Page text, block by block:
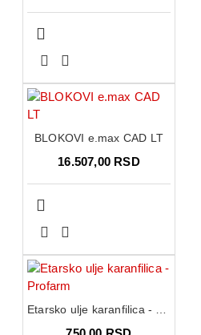
BLOKOVI e.max CAD LT
16.507,00 RSD